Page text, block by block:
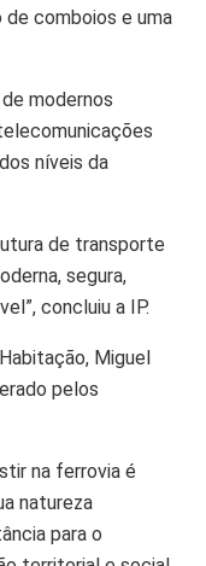
de comboios e uma
modernos
níveis da
de transporte
segura,
concluiu a IP.
Miguel
pelos
na ferrovia é
natureza
para o